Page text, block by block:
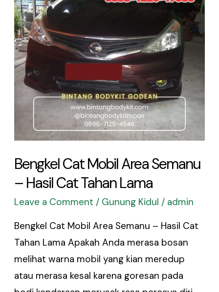
Bengkel Cat Mobil Area Semanu
– Hasil Cat Tahan Lama
Leave a Comment / Gunung Kidul / admin
Bengkel Cat Mobil Area Semanu – Hasil Cat
Tahan Lama Apakah Anda merasa bosan
melihat warna mobil yang kian meredup
atau merasa kesal karena goresan pada
Area
Semanu
–
Hasil
Cat
Tahan
Lama